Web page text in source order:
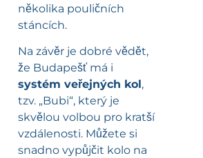
několika pouličních
stáncích.
Na závěr je dobré vědět,
že Budapešť má i
systém veřejných kol,
tzv. „Bubi“, který je
skvělou volbou pro kratší
vzdálenosti. Můžete si
snadno vypůjčit kolo na